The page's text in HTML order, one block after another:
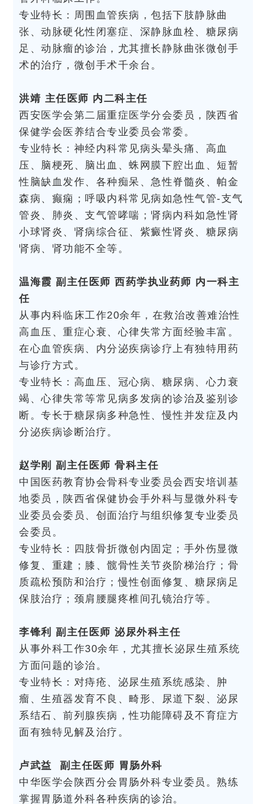
专业特长：周围血管疾病，包括下肢静脉曲
张、动脉硬化性闭塞症、深静脉血栓、糖尿病
足、动脉瘤的诊治，尤其擅长静脉曲张微创手
术的治疗，微创手术千余台。
洪靖 主任医师 内二科主任
西安医学会第二届重症医学分会委员，陕西省
保健学会医养结合专业委员会常委。
专业特长：神经内科常见病头晕头痛、高血
压、脑梗死、脑出血、蛛网膜下腔出血、短暂
性脑缺血发作、各种痴呆、急性脊髓炎、帕金
森病、癫痫；呼吸内科常见病如急性气管-支气
管炎、肺炎、支气管哮喘；肾病内科如急性肾
小球肾炎、肾病综合征、紫癜性肾炎、糖尿病
肾病、肾功能不全等。
温海霞 副主任医师 西药学执业药师 内一科主
任
从事内科临床工作20余年，在救治改善难治性
高血压、重症心衰、心律失常方面经验丰富。
在心血管疾病、内分泌疾病诊疗上有独特用药
与诊疗方式。
专业特长：高血压、冠心病、糖尿病、心力衰
竭、心律失常等常见病多发病的诊治及鉴别诊
断。专长于糖尿病多种急性、慢性并发症及内
分泌疾病诊断治疗。
赵学刚 副主任医师 骨科主任
中国医药教育协会骨科专业委员会西安培训基
地委员，陕西省保健协会手外科与显微外科专
业委员会委员、创面治疗与组织修复专业委员
会委员。
专业特长：四肢骨折微创内固定；手外伤显微
修复、重建；膝、髋骨性关节炎阶梯治疗；骨
质疏松预防和治疗；慢性创面修复、糖尿病足
保肢治疗；颈肩腰腿疼椎间孔镜治疗等。
李锋利 副主任医师 泌尿外科主任
从事外科工作30余年，尤其擅长泌尿生殖系统
方面问题的诊治。
专业特长：对痔疮、泌尿生殖系统感染、肿
瘤、生殖器发育不良、畸形、尿道下裂、泌尿
系结石、前列腺疾病，性功能障碍及不育症方
面有独特见解及治疗。
卢武益 副主任医师 胃肠外科
中华医学会陕西分会胃肠外科专业委员。熟练
掌握胃肠道外科各种疾病的诊治。